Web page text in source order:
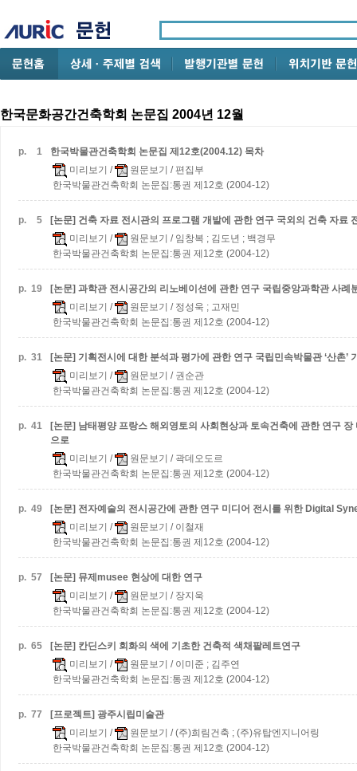
한국문화공간건축학회 논문집 2004년 12월
p. 1
한국박물관건축학회 논문집 제12호(2004.12) 목차
미리보기 / 원문보기 / 편집부
한국박물관건축학회 논문집:통권 제12호 (2004-12)
p. 5 [논문] 건축 자료 전시관의 프로그램 개발에 관한 연구 국외의 건축 자료
미리보기 / 원문보기 / 임창복 ; 김도년 ; 백경무
한국박물관건축학회 논문집:통권 제12호 (2004-12)
p. 19 [논문] 과학관 전시공간의 리노베이션에 관한 연구 국립중앙과학관 사례
미리보기 / 원문보기 / 정성욱 ; 고재민
한국박물관건축학회 논문집:통권 제12호 (2004-12)
p. 31 [논문] 기획전시에 대한 분석과 평가에 관한 연구 국립민속박물관 ‘산촌’
미리보기 / 원문보기 / 권순관
한국박물관건축학회 논문집:통권 제12호 (2004-12)
p. 41 [논문] 남태평양 프랑스 해외영토의 사회현상과 토속건축에 관한 연구 장
으로
미리보기 / 원문보기 / 곽데오도르
한국박물관건축학회 논문집:통권 제12호 (2004-12)
p. 49 [논문] 전자예술의 전시공간에 관한 연구 미디어 전시를 위한 Digital
미리보기 / 원문보기 / 이철재
한국박물관건축학회 논문집:통권 제12호 (2004-12)
p. 57
[논문] 뮤제musee 현상에 대한 연구
미리보기 / 원문보기 / 장지욱
한국박물관건축학회 논문집:통권 제12호 (2004-12)
p. 65
[논문] 칸딘스키 회화의 색에 기초한 건축적 색채팔레트연구
미리보기 / 원문보기 / 이미준 ; 김주연
한국박물관건축학회 논문집:통권 제12호 (2004-12)
p. 77
[프로젝트] 광주시립미술관
미리보기 / 원문보기 / (주)희림건축 ; (주)유탑엔지니어링
한국박물관건축학회 논문집:통권 제12호 (2004-12)